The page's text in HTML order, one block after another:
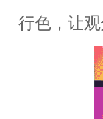
行色，让